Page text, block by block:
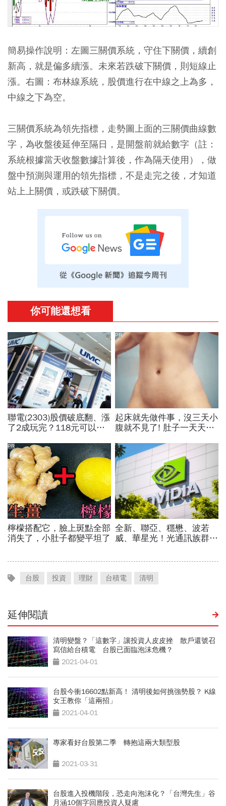
簡易操作說明：左圖三關價系統，守住下關價，續創
新高，就是偏多續漲。未來若跌破下關價，則短線止
漲。右圖：布林線系統，股價進行在中線之上為多，
中線之下為空。
三關價系統為領先指標，走勢圖上面的三關價曲線數
字，為收盤後延伸至隔日，是開盤前就給數字（註：
系統根據當天收盤數據計算後，作為隔天使用），做
盤中預測與運用的領先指標，不是走完之後，才知道
站上上關價，或跌破下關價。
台股 投資 理財 台積電 清明
延伸閱讀
清明變盤？「這數字」讓投資人皮皮挫 散戶還號召
寫信給台積電 台股已面臨泡沫危機？
2021-04-01
台股今衝16602點新高！ 清明後如何挑強勢股？ K線
女王教你「這兩招」
2021-04-01
專家看好台股第二季 轉抱這兩大類型股
2021-03-31
台股進入投機階段，恐走向泡沫化？「台灣先生」谷
月涵10個字回應投資人疑慮